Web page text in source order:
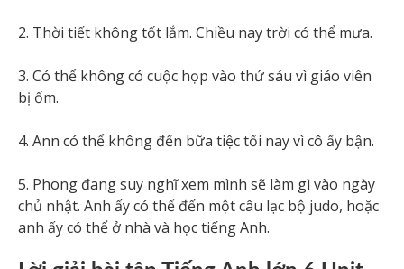
2. Thời tiết không tốt lắm. Chiều nay trời có thể mưa.
3. Có thể không có cuộc họp vào thứ sáu vì giáo viên
bị ốm.
4. Ann có thể không đến bữa tiệc tối nay vì cô ấy bận.
5. Phong đang suy nghĩ xem mình sẽ làm gì vào ngày
chủ nhật. Anh ấy có thể đến một câu lạc bộ judo, hoặc
anh ấy có thể ở nhà và học tiếng Anh.